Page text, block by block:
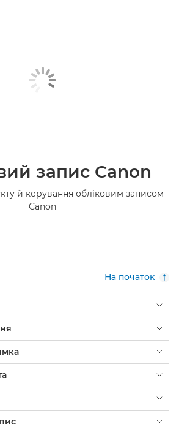
запис Canon
й керування обліковим записом
Canon
На початок